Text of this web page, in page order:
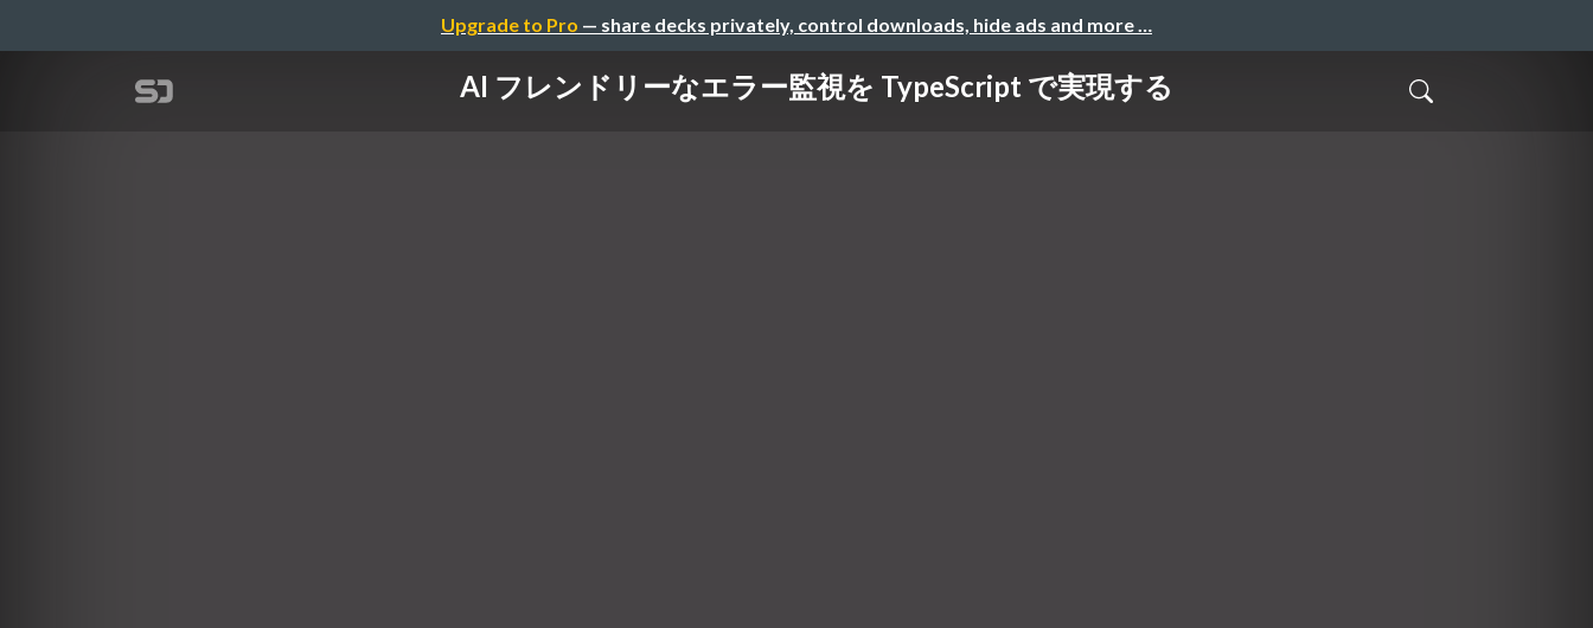
Upgrade to Pro — share decks privately, control downloads, hide ads and more …
AI フレンドリーなエラー監視を TypeScript で実現する